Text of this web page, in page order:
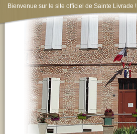
Bienvenue sur le site officiel de Sainte Livrade !